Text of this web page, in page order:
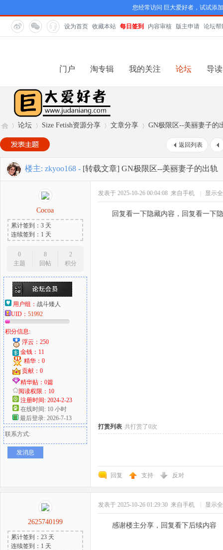
您经常访问 巨大爱好者，试试添
设为首页 收藏本站 每日签到 内容审核 版主申请 论坛帮
门户 淘专辑 我的关注 论坛 导读
巨
爱
»
论坛
›
Size Fetish资源分享
›
文章分享
›
GN极限区--美丽妻子的
返回列表
楼主: zkyoo168 - [转载文章] GN极限区--美丽妻子的出轨
Cocoa
累计签到：3 天
连续签到：1 天
0
主题
8
回帖
2
积分
用户组： 战斗矮人
UID： 51992
积分信息:
浮云：250
金钱：11
精华：0
贡献：0
精华贴：0篇
阅读权限：10
注册时间: 2024-2-23
在线时间: 10 小时
最后登录: 2026-7-13
联系方式:
发消息
发表于 2025-10-26 00:04:08 来自手机 显示
回复看一下隐藏内容，回复看一下
打赏列表 共打赏了0次
回复 支持 反对
2625740199
累计签到：23 天
连续签到：1 天
发表于 2025-10-26 01:29:30 来自手机 显示
感谢楼主分享，回复看下后续内容